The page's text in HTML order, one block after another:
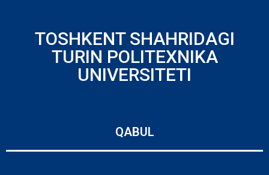
TOSHKENT SHAHRIDAGI
TURIN POLITEXNIKA
UNIVERSITETI
QABUL